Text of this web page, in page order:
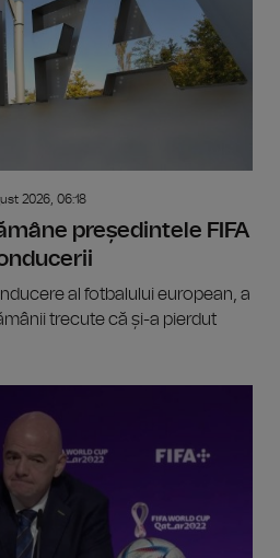
2026, 06:18
președintele FIFA
al fotbalului european, a
trecute că și-a pierdut